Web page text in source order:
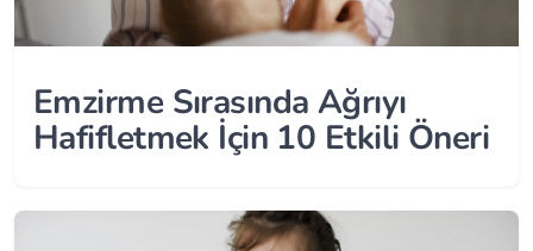
Emzirme Sırasında Ağrıyı
Hafifletmek İçin 10 Etkili Öneri